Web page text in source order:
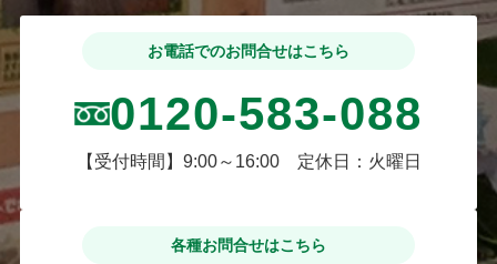
お電話でのお問合せはこちら
0120-583-088
【受付時間】9:00～16:00 定休日：火曜日
各種お問合せはこちら